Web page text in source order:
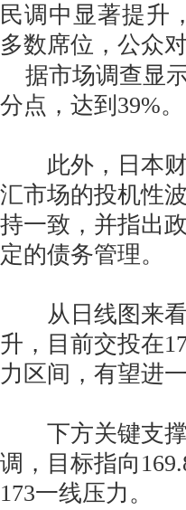
民调中显著提升
多数席位，公众
据市场调查显
分点，达到39%。
此外，日本财
汇市场的投机性
持一致，并指出
定的债务管理。
从日线图来看
升，目前交投在
力区间，有望进
下方关键支撑
调，目标指向
173一线压力。